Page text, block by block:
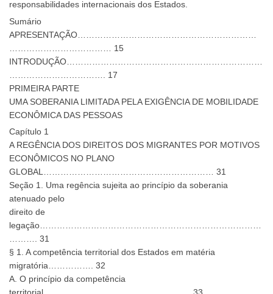
responsabilidades internacionais dos Estados.
Sumário
APRESENTAÇÃO………………………………………………………
……………………………… 15
INTRODUÇÃO……………………………………………………………
……………………………. 17
PRIMEIRA PARTE
UMA SOBERANIA LIMITADA PELA EXIGÊNCIA DE MOBILIDADE
ECONÔMICA DAS PESSOAS
Capítulo 1
A REGÊNCIA DOS DIREITOS DOS MIGRANTES POR MOTIVOS
ECONÔMICOS NO PLANO
GLOBAL…………………………………………………… 31
Seção 1. Uma regência sujeita ao princípio da soberania
atenuado pelo
direito de
legação……………………………………………………………………
………. 31
§ 1. A competência territorial dos Estados em matéria
migratória……………. 32
A. O princípio da competência